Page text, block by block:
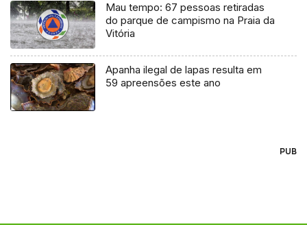
Mau tempo: 67 pessoas retiradas
do parque de campismo na Praia da
Vitória
Apanha ilegal de lapas resulta em
59 apreensões este ano
PUB